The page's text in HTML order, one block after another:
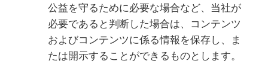
公益を守るために必要な場合など、当社が
必要であると判断した場合は、コンテンツ
およびコンテンツに係る情報を保存し、ま
たは開示することができるものとします。